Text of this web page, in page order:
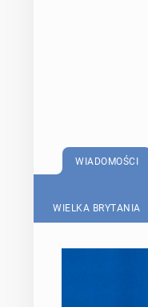
WIADOMOŚCI
WIELKA BRYTANIA